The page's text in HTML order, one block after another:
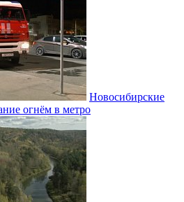
Новосибирские
огнём в метро